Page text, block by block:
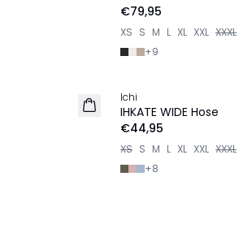
€79,95
XS S M L XL XXL XXXL
+9
Ichi
IHKATE WIDE Hose
€44,95
XS S M L XL XXL XXXL
+8